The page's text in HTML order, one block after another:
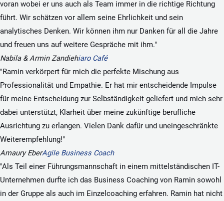
voran wobei er uns auch als Team immer in die richtige Richtung
führt. Wir schätzen vor allem seine Ehrlichkeit und sein
analytisches Denken. Wir können ihm nur Danken für all die Jahre
und freuen uns auf weitere Gespräche mit ihm."
Nabila & Armin Zandiehiaro Café
"Ramin verkörpert für mich die perfekte Mischung aus
Professionalität und Empathie. Er hat mir entscheidende Impulse
für meine Entscheidung zur Selbständigkeit geliefert und mich sehr
dabei unterstützt, Klarheit über meine zukünftige berufliche
Ausrichtung zu erlangen. Vielen Dank dafür und uneingeschränkte
Weiterempfehlung!"
Amaury EberAgile Business Coach
"Als Teil einer Führungsmannschaft in einem mittelständischen IT-
Unternehmen durfte ich das Business Coaching von Ramin sowohl
in der Gruppe als auch im Einzelcoaching erfahren. Ramin hat nicht